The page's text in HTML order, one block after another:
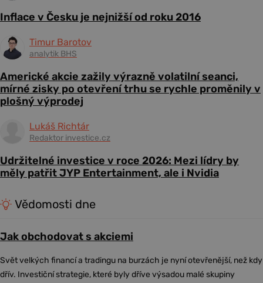
Inflace v Česku je nejnižší od roku 2016
Timur Barotov
analytik BHS
Americké akcie zažily výrazně volatilní seanci,
mírné zisky po otevření trhu se rychle proměnily v
plošný výprodej
Lukáš Richtár
Redaktor investice.cz
Udržitelné investice v roce 2026: Mezi lídry by
měly patřit JYP Entertainment, ale i Nvidia
Vědomosti dne
Jak obchodovat s akciemi
Svět velkých financí a tradingu na burzách je nyní otevřenější, než kdy
dřív. Investiční strategie, které byly dříve výsadou malé skupiny